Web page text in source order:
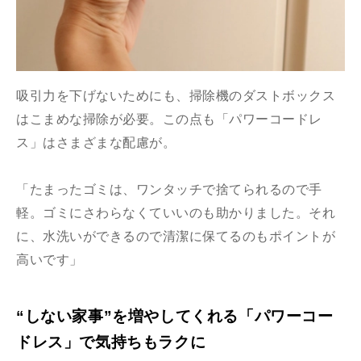
吸引力を下げないためにも、掃除機のダストボックス
はこまめな掃除が必要。この点も「パワーコードレ
ス」はさまざまな配慮が。
「たまったゴミは、ワンタッチで捨てられるので手
軽。ゴミにさわらなくていいのも助かりました。それ
に、水洗いができるので清潔に保てるのもポイントが
高いです」
“しない家事”を増やしてくれる「パワーコー
ドレス」で気持ちもラクに